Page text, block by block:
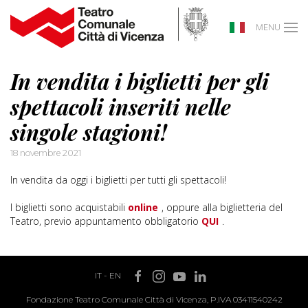
MENU
In vendita i biglietti per gli
spettacoli inseriti nelle
singole stagioni!
18 novembre 2021
In vendita da oggi i biglietti per tutti gli spettacoli!
I biglietti sono acquistabili online , oppure alla biglietteria del
Teatro, previo appuntamento obbligatorio QUI .
IT- EN
Fondazione Teatro Comunale Città di Vicenza, P.IVA 03411540242